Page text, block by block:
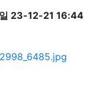
23-12-21 16:44